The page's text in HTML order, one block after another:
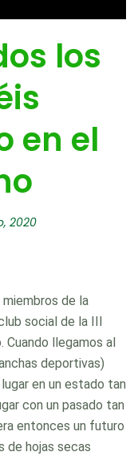
los
en el
2020
miembros de la
social de la III
Cuando llegamos al
deportivas)
en un estado tan
con un pasado tan
entonces un futuro
de hojas secas